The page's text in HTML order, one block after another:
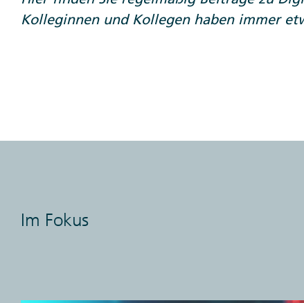
Kolleginnen und Kollegen haben immer
Im Fokus